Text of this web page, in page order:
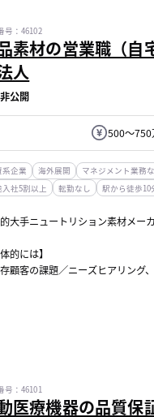
素材の営業職（自
人
号：46102
公開
500～750
系企業 海外展開 マネジメント業務
入社5割以上
転勤なし 駅から徒歩10
大手ニュートリション素材メー
体的には】
存顧客の課題／ニーズヒアリング
ローバルチームと連携した技術提
医療機器の品質
号：46101